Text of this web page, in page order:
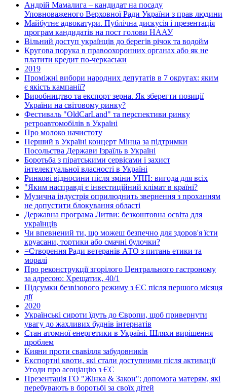
Андрій Мамалига – кандидат на посаду
Уповноваженого Верховної Ради України з прав людини
Майбутнє адвокатури. Публічна дискусія і презентація
програм кандидатів на пост голови НААУ
Вільний доступ українців до берегів річок та водойм
Кругова порука в правоохоронних органах або як не
платити кредит по-черкаськи
2019
Проміжні вибори народних депутатів в 7 округах: яким
є якість кампанії?
Виробництво та експорт зерна. Як зберегти позиції
України на світовому ринку?
Фестиваль "OldCarLand" та перспективи ринку
ретроавтомобілів в Україні
Про молоко начистоту
Перший в Україні концерт Мінца за підтримки
Посольства Держави Ізраїль в Україні
Боротьба з піратськими сервісами і захист
інтелектуальної власності в Україні
Ринкові відносини після зміни УПП: вигода для всіх
"Яким насправді є інвестиційний клімат в країні?
Музична індустрія оприлюднить звернення з проханням
не допустити блокування області
Державна програма Литви: безкоштовна освіта для
українців
Чи впевнений ти, що можеш безпечно для здоров'я їсти
круасани, тортики або смачні булочки?
=Створення Ради ветеранів АТО з питань етики та
моралі
Про реконструкції згорілого Центрального гастроному
за адресою: Хрещатик, 40/1
Підсумки безвізового режиму з ЄС після першого місяця
дії
2020
Українські сироти їдуть до Європи, щоб привернути
увагу до жахливих буднів інтернатів
Стан атомної енергетики в Україні. Шляхи вирішення
проблем
Кияни проти свавілля забудовників
Експортні квоти, які стали доступними після активації
Угоди про асоціацію з ЄС
Презентація ГО "Жінка & Закон": допомога матерям, які
перебувають в боротьбі за своїх дітей